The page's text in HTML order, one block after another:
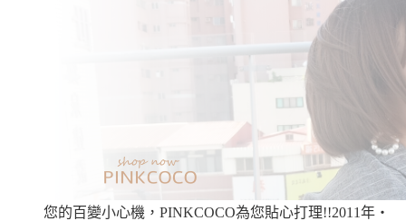
您的百變小心機，PINKCOCO為您貼心打理!!2011年‧